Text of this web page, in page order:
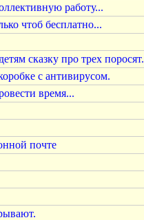
работу...
чтоб бесплатно...
сказку про трех
с антивирусом.
время...
почте